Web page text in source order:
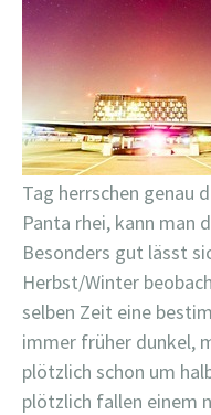
Tag herrschen genau
Panta rhei, kann man
Besonders gut lässt
Herbst/Winter
selben Zeit eine
immer früher dunkel,
plötzlich schon um
plötzlich fallen einem